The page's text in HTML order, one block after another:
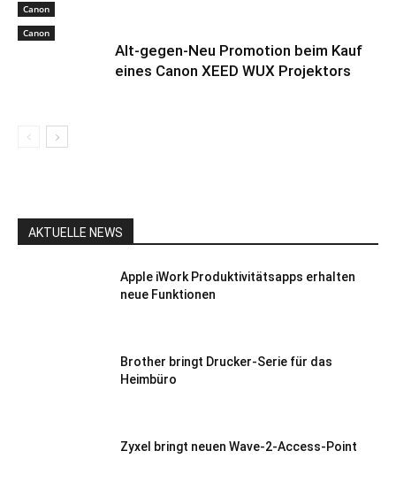
Canon
Canon
Alt-gegen-Neu Promotion beim Kauf
eines Canon XEED WUX Projektors
AKTUELLE NEWS
Apple iWork Produktivitätsapps erhalten
neue Funktionen
Brother bringt Drucker-Serie für das
Heimbüro
Zyxel bringt neuen Wave-2-Access-Point